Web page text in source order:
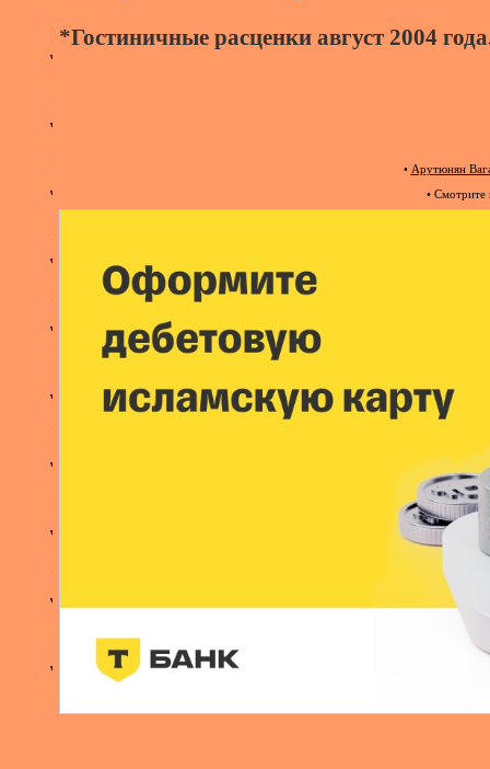
*Гостиничные расценки август 2004
• Арутюнян
• Смотрите